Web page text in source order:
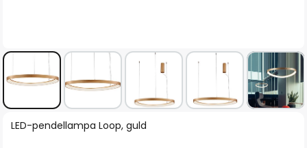
Hoppa
LED-pendellampa Loop, guld